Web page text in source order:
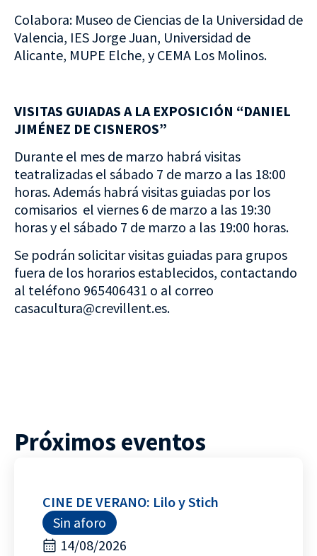
Colabora: Museo de Ciencias de la Universidad de
Valencia, IES Jorge Juan, Universidad de
Alicante, MUPE Elche, y CEMA Los Molinos.
VISITAS GUIADAS A LA EXPOSICIÓN “DANIEL
JIMÉNEZ DE CISNEROS”
Durante el mes de marzo habrá visitas
teatralizadas el sábado 7 de marzo a las 18:00
horas. Además habrá visitas guiadas por los
comisarios el viernes 6 de marzo a las 19:30
horas y el sábado 7 de marzo a las 19:00 horas.
Se podrán solicitar visitas guiadas para grupos
fuera de los horarios establecidos, contactando
al teléfono 965406431 o al correo
casacultura@crevillent.es.
Próximos eventos
CINE DE VERANO: Lilo y Stich
Sin aforo
14/08/2026